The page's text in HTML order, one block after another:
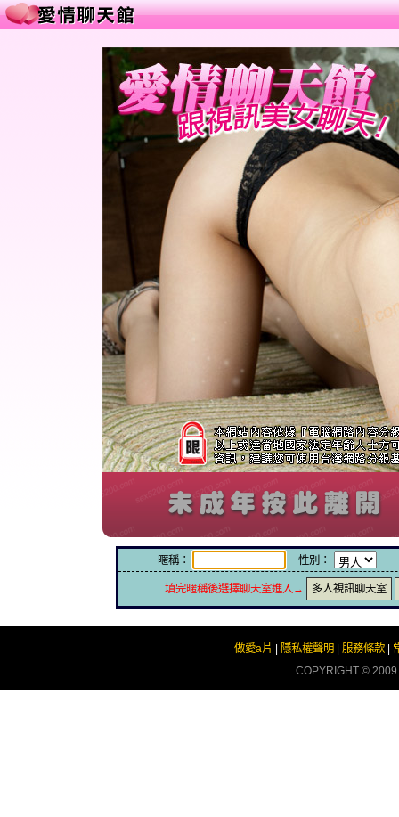
暱稱： 性別：
填完暱稱後選擇聊天室進入→ 多人視訊聊天室
做愛a片 隱私權聲明 服務條款
COPYRIGHT © 2009